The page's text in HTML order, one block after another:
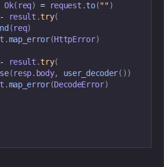
Ok( req) = request .to("")
- result .try(
(req)
.map_error(HttpError)
- result .try(
(resp. body, user_decoder( ))
.map_error(DecodeError)